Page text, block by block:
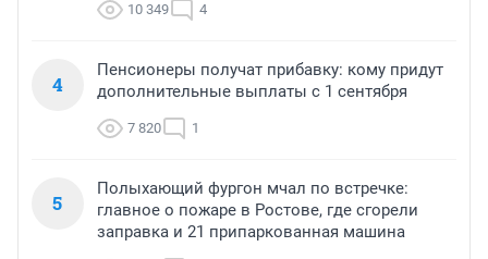
10 349 4
4
Пенсионеры получат прибавку: кому придут
дополнительные выплаты с 1 сентября
7 820 1
5
Полыхающий фургон мчал по встречке:
главное о пожаре в Ростове, где сгорели
заправка и 21 припаркованная машина